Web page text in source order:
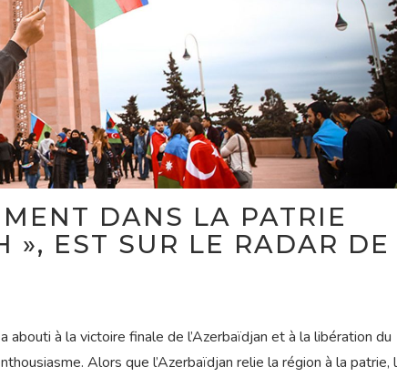
DANS LA PATRIE
», EST SUR LE RADAR DE
à la victoire finale de l’Azerbaïdjan et à la libération du
Alors que l’Azerbaïdjan relie la région à la patrie,